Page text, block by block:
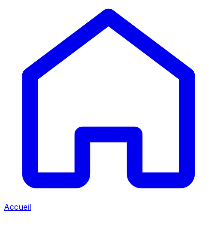
Accueil